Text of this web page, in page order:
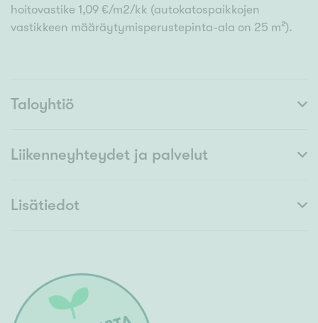
hoitovastike 1,09 €/m2/kk (autokatospaikkojen
vastikkeen määräytymisperustepinta-ala on 25 m²).
Taloyhtiö
Liikenneyhteydet ja palvelut
Lisätiedot